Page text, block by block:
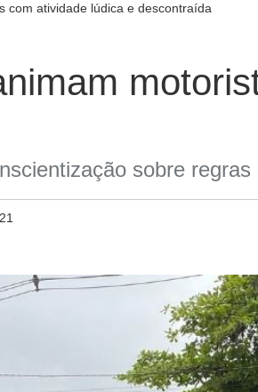
com atividade lúdica e descontraída
sobre